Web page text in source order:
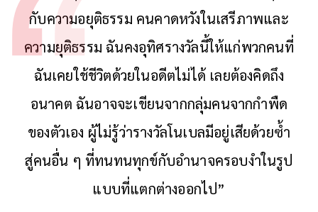
กับความอยุติธรรม คนคาดหวังในเสรีภาพและ
ความยุติธรรม ฉันคงอุทิศรางวัลนี้ให้แก่พวกคนที่
ฉันเคยใช้ชีวิตด้วยในอดีตไม่ได้ เลยต้องคิดถึง
อนาคต ฉันอาจจะเขียนจากกลุ่มคนจากกำพืด
ของตัวเอง ผู้ไม่รู้ว่ารางวัลโนเบลมีอยู่เสียด้วยซ้ำ
สู่คนอื่น ๆ ที่ทนทนทุกข์กับอำนาจครอบงำในรูป
แบบที่แตกต่างออกไป”